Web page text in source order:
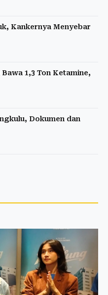
Kankernya Menyebar
1,3 Ton Ketamine,
Dokumen dan